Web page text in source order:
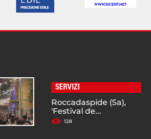
SERVIZI
Roccadaspide (Sa),
'Festival de...
128